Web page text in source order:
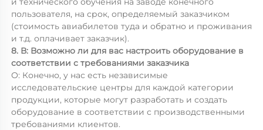
пользователя, на срок, определяемый заказчиком
(стоимость авиабилетов туда и обратно и проживания
и т.д. оплачивает заказчик).
8. В: Возможно ли для вас настроить оборудование в
соответствии с требованиями заказчика
О: Конечно, у нас есть независимые
исследовательские центры для каждой категории
продукции, которые могут разработать и создать
оборудование в соответствии с производственными
требованиями клиентов.